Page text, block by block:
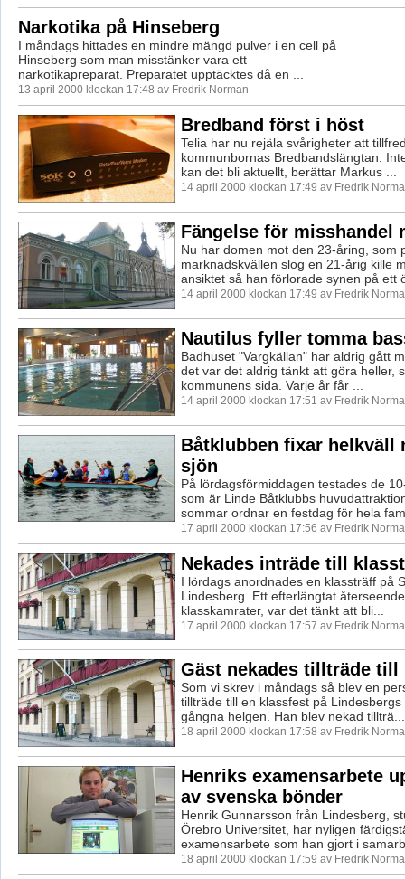
Narkotika på Hinseberg
I måndags hittades en mindre mängd pulver i en cell på
Hinseberg som man misstänker vara ett
narkotikapreparat. Preparatet upptäcktes då en ...
13 april 2000 klockan 17:48 av Fredrik Norman
Bredband först i höst
Telia har nu rejäla svårigheter att
kommunbornas Bredbandslängtan.
kan det bli aktuellt, berättar Markus ...
14 april 2000 klockan 17:49 av Fredrik
Fängelse för misshandel
Nu har domen mot den 23-åring, som
marknadskvällen slog en 21-årig kille
ansiktet så han förlorade synen på ett
14 april 2000 klockan 17:49 av Fredrik
Nautilus fyller tomma
Badhuset "Vargkällan" har aldrig gått
det var det aldrig tänkt att göra heller,
kommunens sida. Varje år får ...
14 april 2000 klockan 17:51 av Fredrik
Båtklubben fixar helkväll
sjön
På lördagsförmiddagen testades de
som är Linde Båtklubbs
sommar ordnar en festdag för hela
17 april 2000 klockan 17:56 av Fredrik
Nekades inträde till
I lördags anordnades en klassträff på
Lindesberg. Ett efterlängtat
klasskamrater, var det tänkt att bli...
17 april 2000 klockan 17:57 av Fredrik
Gäst nekades tillträde till
Som vi skrev i måndags så blev en
tillträde till en klassfest på
gångna helgen. Han blev nekad tillträ...
18 april 2000 klockan 17:58 av Fredrik
Henriks examensarbete
av svenska bönder
Henrik Gunnarsson från Lindesberg,
Örebro Universitet, har nyligen
examensarbete som han gjort i
18 april 2000 klockan 17:59 av Fredrik